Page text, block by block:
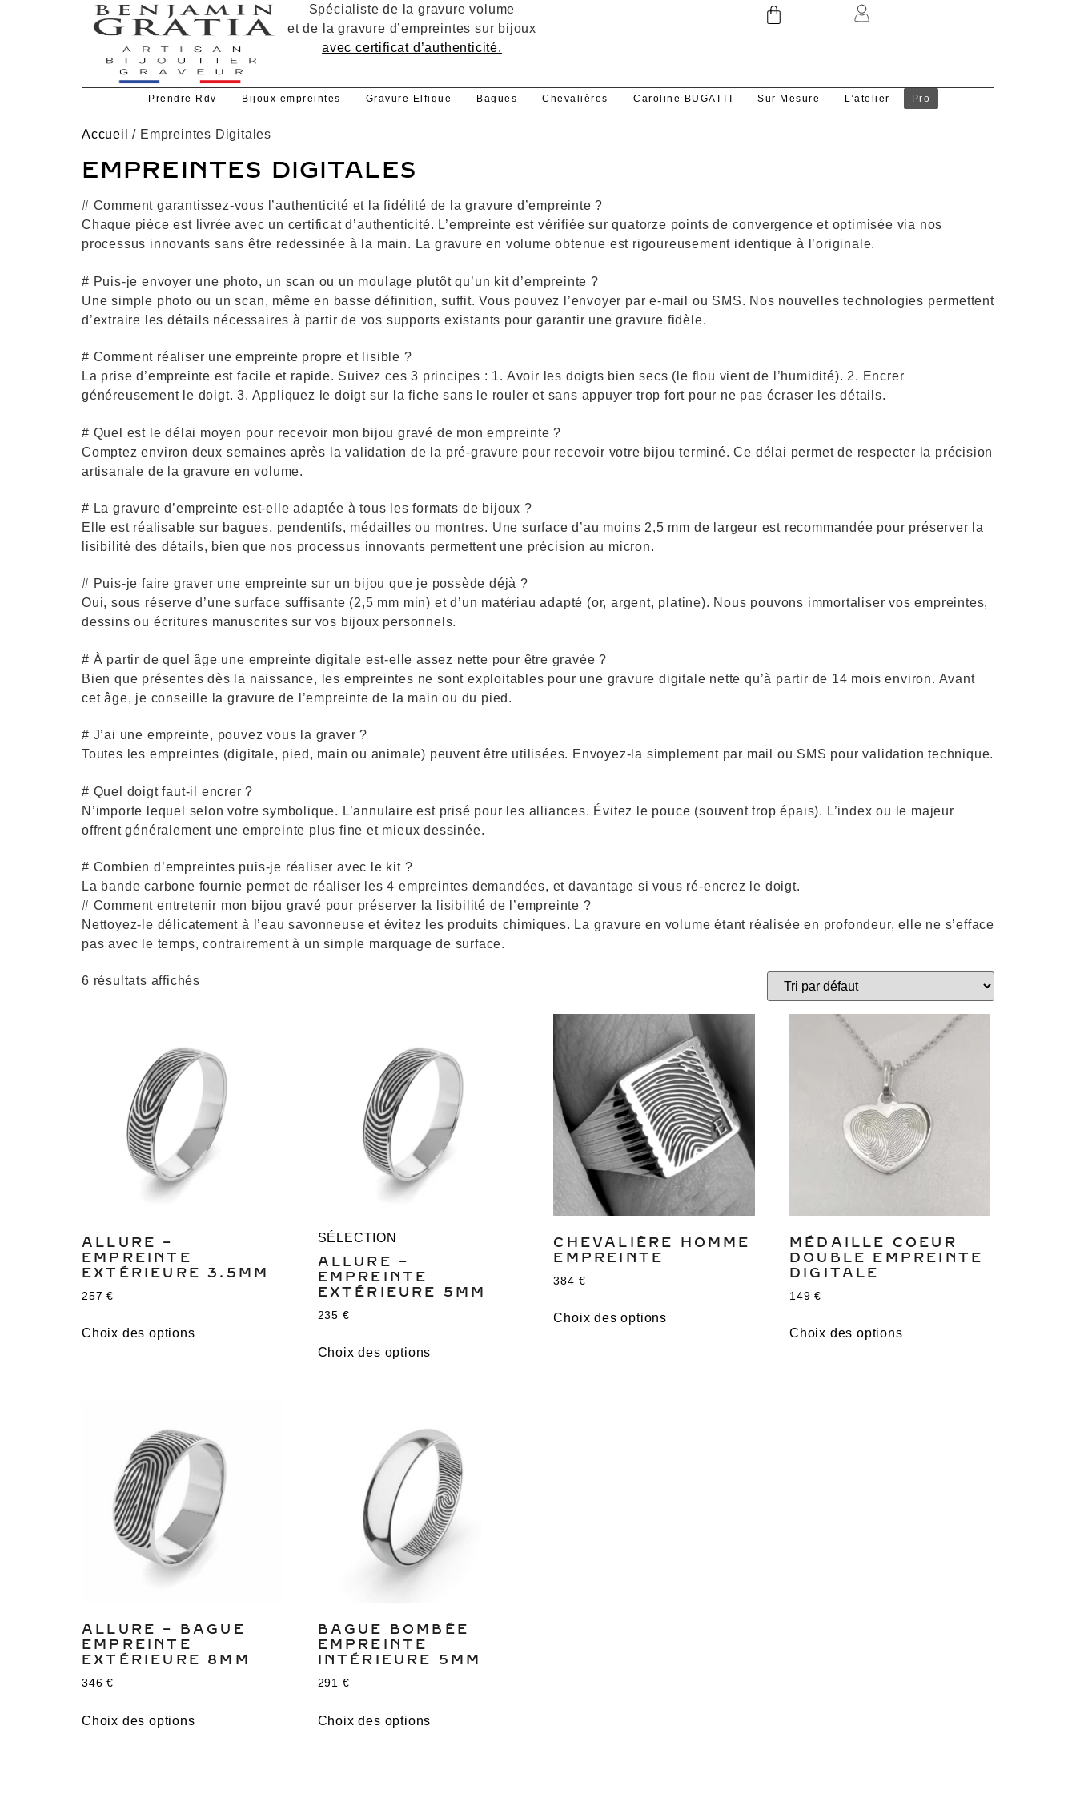
Spécialiste de la gravure volume
et de la gravure d’empreintes sur bijoux
avec certificat d’authenticité.
Prendre Rdv Bijoux empreintes Gravure Elfique Bagues Chevalières Caroline BUGATTI Sur Mesure L’atelier Pro
Accueil / Empreintes Digitales
EMPREINTES DIGITALES
# Comment garantissez-vous l’authenticité et la fidélité de la gravure d’empreinte ?
Chaque pièce est livrée avec un certificat d’authenticité. L’empreinte est vérifiée sur quatorze points de convergence et optimisée via nos
processus innovants sans être redessinée à la main. La gravure en volume obtenue est rigoureusement identique à l’originale.
# Puis-je envoyer une photo, un scan ou un moulage plutôt qu’un kit d’empreinte ?
Une simple photo ou un scan, même en basse définition, suffit. Vous pouvez l’envoyer par e-mail ou SMS. Nos nouvelles technologies permettent
d’extraire les détails nécessaires à partir de vos supports existants pour garantir une gravure fidèle.
# Comment réaliser une empreinte propre et lisible ?
La prise d’empreinte est facile et rapide. Suivez ces 3 principes : 1. Avoir les doigts bien secs (le flou vient de l’humidité). 2. Encrer
généreusement le doigt. 3. Appliquez le doigt sur la fiche sans le rouler et sans appuyer trop fort pour ne pas écraser les détails.
# Quel est le délai moyen pour recevoir mon bijou gravé de mon empreinte ?
Comptez environ deux semaines après la validation de la pré-gravure pour recevoir votre bijou terminé. Ce délai permet de respecter la précision
artisanale de la gravure en volume.
# La gravure d’empreinte est-elle adaptée à tous les formats de bijoux ?
Elle est réalisable sur bagues, pendentifs, médailles ou montres. Une surface d’au moins 2,5 mm de largeur est recommandée pour préserver la
lisibilité des détails, bien que nos processus innovants permettent une précision au micron.
# Puis-je faire graver une empreinte sur un bijou que je possède déjà ?
Oui, sous réserve d’une surface suffisante (2,5 mm min) et d’un matériau adapté (or, argent, platine). Nous pouvons immortaliser vos empreintes,
dessins ou écritures manuscrites sur vos bijoux personnels.
# À partir de quel âge une empreinte digitale est-elle assez nette pour être gravée ?
Bien que présentes dès la naissance, les empreintes ne sont exploitables pour une gravure digitale nette qu’à partir de 14 mois environ. Avant
cet âge, je conseille la gravure de l’empreinte de la main ou du pied.
# J’ai une empreinte, pouvez vous la graver ?
Toutes les empreintes (digitale, pied, main ou animale) peuvent être utilisées. Envoyez-la simplement par mail ou SMS pour validation technique.
# Quel doigt faut-il encrer ?
N’importe lequel selon votre symbolique. L’annulaire est prisé pour les alliances. Évitez le pouce (souvent trop épais). L’index ou le majeur
offrent généralement une empreinte plus fine et mieux dessinée.
# Combien d’empreintes puis-je réaliser avec le kit ?
La bande carbone fournie permet de réaliser les 4 empreintes demandées, et davantage si vous ré-encrez le doigt.
# Comment entretenir mon bijou gravé pour préserver la lisibilité de l’empreinte ?
Nettoyez-le délicatement à l’eau savonneuse et évitez les produits chimiques. La gravure en volume étant réalisée en profondeur, elle ne s’efface
pas avec le temps, contrairement à un simple marquage de surface.
6 résultats affichés
ALLURE –
EMPREINTE
EXTÉRIEURE 3.5MM
257€
Choix des options
SÉLECTION
ALLURE –
EMPREINTE
EXTÉRIEURE 5MM
235 €
Choix des options
CHEVALIÈRE HOMME
EMPREINTE
384 €
Choix des options
MÉDAILLE COEUR
DOUBLE EMPREINTE
DIGITALE
149€
Choix des options
ALLURE – BAGUE
EMPREINTE
EXTÉRIEURE 8MM
346€
Choix des options
BAGUE BOMBÉE
EMPREINTE
INTÉRIEURE 5MM
291 €
Choix des options